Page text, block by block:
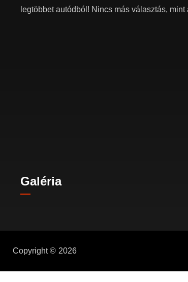
legtöbbet autódból! Nincs más választás, mint
Galéria
Copyright © 2026